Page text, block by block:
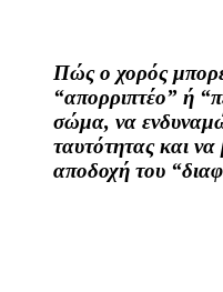
Πώς ο χορός
“απορριπτέο” ή
σώμα, να
ταυτότητας και να
αποδοχή του